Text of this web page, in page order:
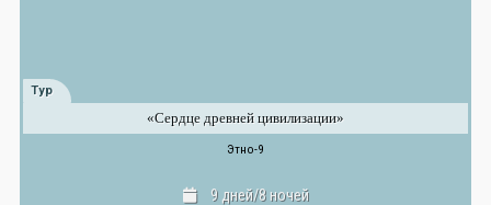
Тур
«Сердце древней цивилизации»
Этно-9
9 дней/8 ночей